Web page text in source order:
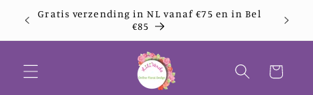
naar de
Gratis verzending in NL vanaf €75 en in Bel
€85
Winkelwagen